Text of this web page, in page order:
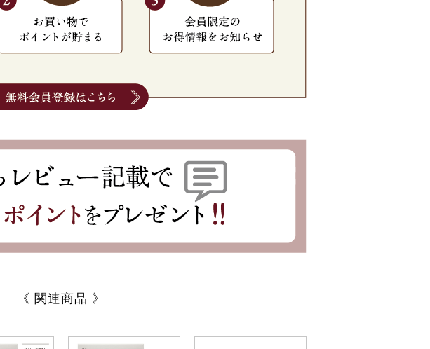
《 関連商品 》